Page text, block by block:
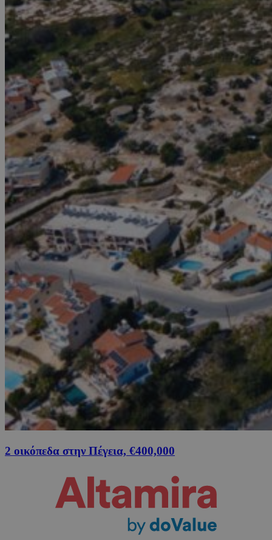
2 οικόπεδα στην Πέγεια, €400,000